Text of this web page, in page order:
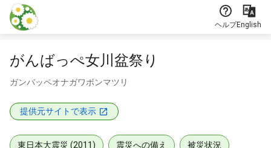
本文に飛ぶ
ヘルプEnglish
がんばっぺ女川盆祭り
ガンバッペオナガワボンマツリ
提供元サイトで表示
東日本大震災 (2011) 震災への備え 被災状況